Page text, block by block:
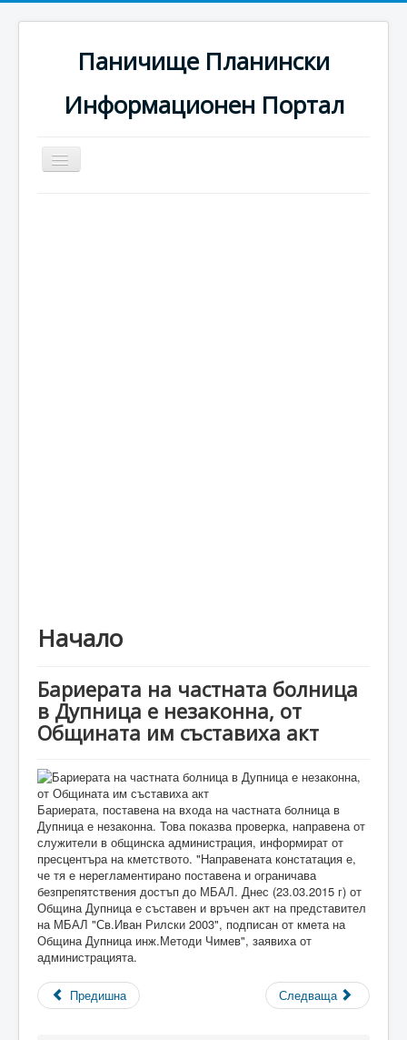
Паничище Планински
Информационен Портал
Превключи
навигация
Начало
Бариерата на частната болница
в Дупница е незаконна, от
Общината им съставиха акт
Бариерата, поставена на входа на частната болница в
Дупница е незаконна. Това показва проверка, направена от
служители в общинска администрация, информират от
пресцентъра на кметството. "Направената констатация е,
че тя е нерегламентирано поставена и ограничава
безпрепятствения достъп до МБАЛ. Днес (23.03.2015 г) от
Община Дупница е съставен и връчен акт на представител
на МБАЛ "Св.Иван Рилски 2003", подписан от кмета на
Община Дупница инж.Методи Чимев", заявиха от
администрацията.
Предишна Следваща